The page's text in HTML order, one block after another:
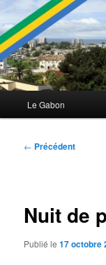
Aller
au
contenu
principalLe Gabon
Ma vie à Libreville
principal
Le Gabon
Navigation
← Précédent
Nuit de
Publié le17 octobre